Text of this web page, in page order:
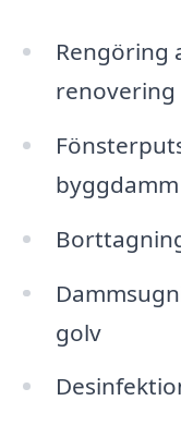
Rengöring
golv